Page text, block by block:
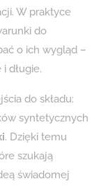
W praktyce
do
o ich wygląd –
długie.
do składu:
syntetycznych
. Dzięki temu
szukają
świadomej